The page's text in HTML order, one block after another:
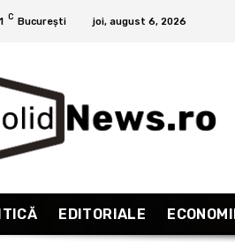
C București joi, august 6, 2026
EDITORIALE